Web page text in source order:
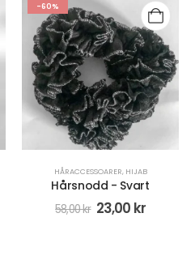
-27%
ÄRMAR,HIJAB
skjortkrage för beslöjade
kvinnor-med pärlor